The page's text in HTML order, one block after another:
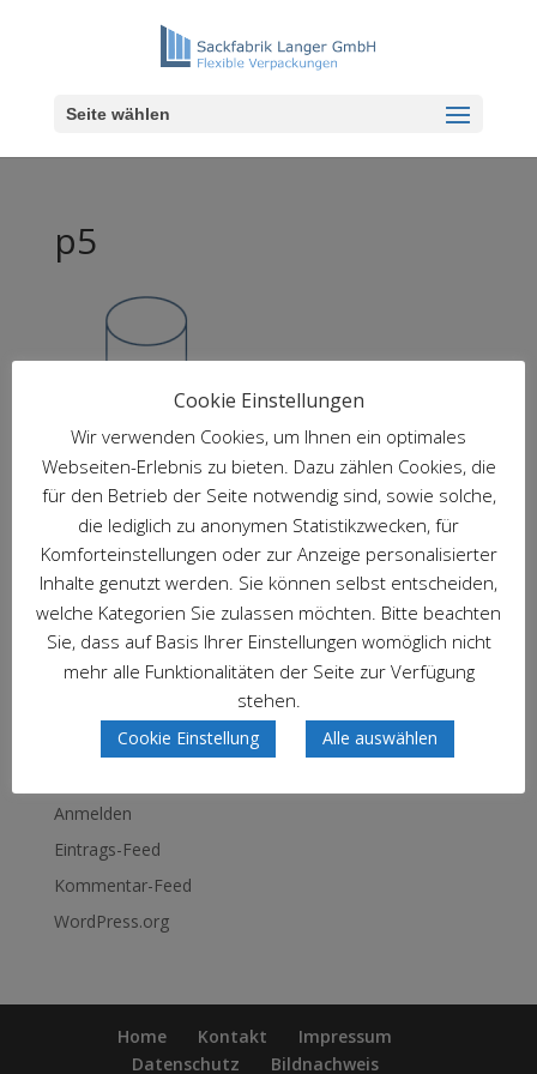
Seite wählen
p5
Neueste Kommentare
Archiv
Kategorien
Keine Kategorien
Anmelden
Eintrags-Feed
Kommentar-Feed
WordPress.org
Home Kontakt
Impressum
Datenschutz
Bildnachweis
Cookie Einstellungen
Wir verwenden Cookies, um Ihnen ein optimales
Webseiten-Erlebnis zu bieten. Dazu zählen Cookies, die
für den Betrieb der Seite notwendig sind, sowie solche,
die lediglich zu anonymen Statistikzwecken, für
Komforteinstellungen oder zur Anzeige personalisierter
Inhalte genutzt werden. Sie können selbst entscheiden,
welche Kategorien Sie zulassen möchten. Bitte beachten
Sie, dass auf Basis Ihrer Einstellungen womöglich nicht
mehr alle Funktionalitäten der Seite zur Verfügung
stehen.
Cookie Einstellung Alle auswählen